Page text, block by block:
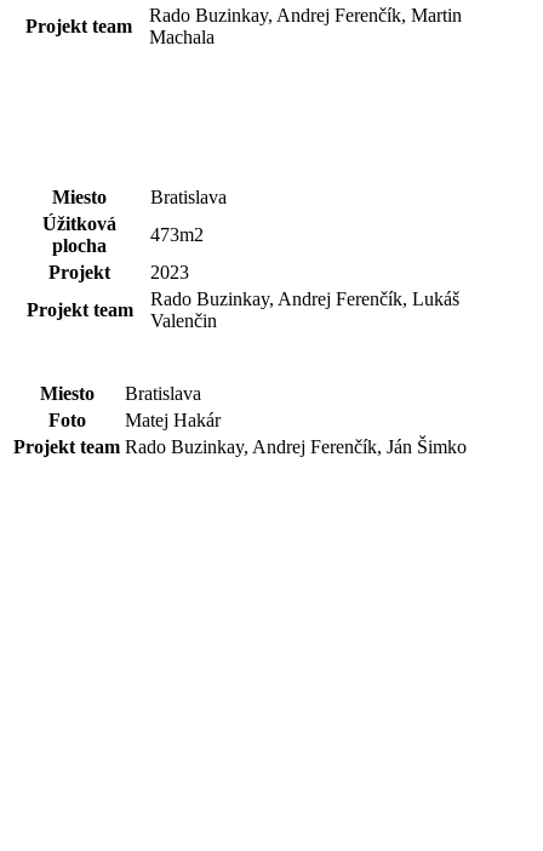
Projekt team
Rado Buzinkay, Andrej Ferenčík, Martin
Machala
Miesto
Bratislava
Úžitková
plocha
473m2
Projekt
2023
Projekt team
Rado Buzinkay, Andrej Ferenčík, Lukáš
Valenčin
Miesto
Bratislava
Foto
Matej Hakár
Projekt team Rado Buzinkay, Andrej Ferenčík, Ján Šimko